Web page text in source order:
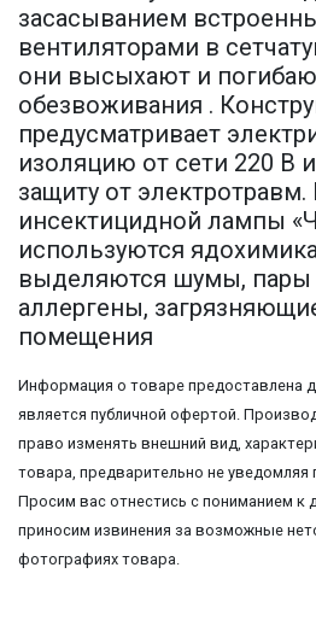
засасыванием
вентиляторами в
они высыхают и
обезвоживания .
предусматривает
изоляцию от сети 220 В и
защиту от электротравм.
инсектицидной лампы
используются
выделяются шумы, пары
аллергены,
помещения
Информация о товаре предоставлена
является публичной офертой.
право изменять внешний вид,
товара, предварительно не уведомляя
Просим вас отнестись с пониманием к
приносим извинения за возможные
фотографиях товара.